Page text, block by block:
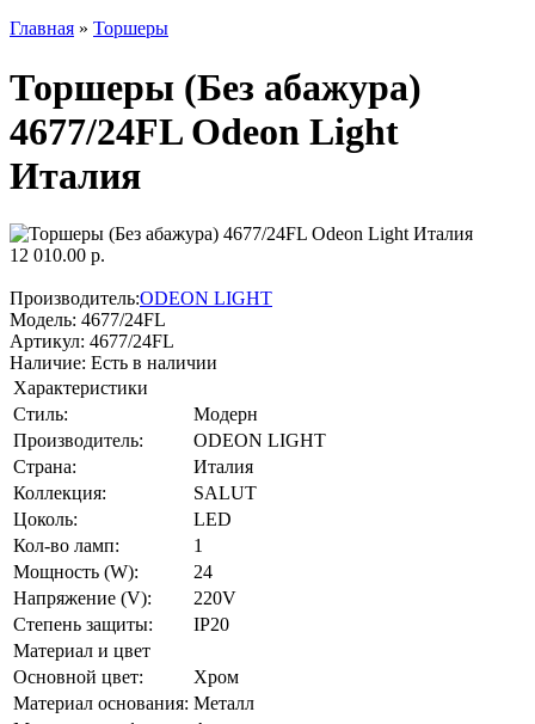
Главная » Торшеры
Торшеры (Без абажура)
4677/24FL Odeon Light
Италия
12 010.00 р.
Производитель:ODEON LIGHT
Модель: 4677/24FL
Артикул: 4677/24FL
Наличие: Есть в наличии
Характеристики
Стиль:
Модерн
Производитель:
ODEON LIGHT
Страна:
Италия
Коллекция:
SALUT
Цоколь:
LED
Кол-во ламп:
1
Мощность (W):
24
Напряжение (V):
220V
Степень защиты:
IP20
Материал и цвет
Основной цвет:
Хром
Материал основания: Металл